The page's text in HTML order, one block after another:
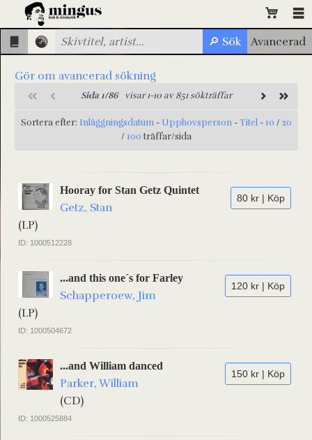
Gör om avancerad sökning
Sida 1/86visar 1-10 av 851 sökträffar
Sortera efter: Inläggningsdatum - Upphovsperson -Titel - 10 / 20
/ 100 träffar/sida
80 kr | Köp
Hooray for Stan Getz Quintet
Getz, Stan
(LP)
ID: 1000512228
120 kr | Köp
...and this one´s for Farley
Schapperoew, Jim
(LP)
ID: 1000504672
150 kr | Köp
...and William danced
Parker, William
(CD)
ID: 1000525884